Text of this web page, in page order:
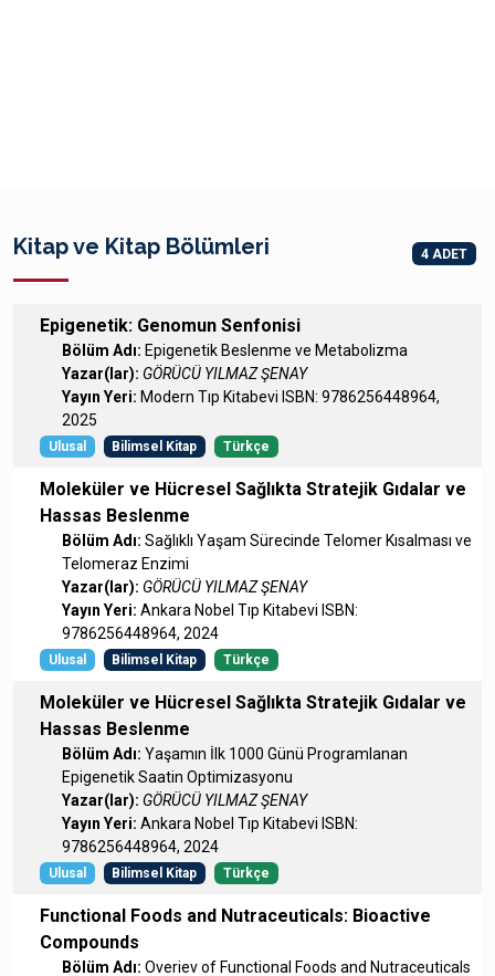
Kitap ve Kitap Bölümleri 4 ADET
Epigenetik: Genomun Senfonisi
Bölüm Adı: Epigenetik Beslenme ve Metabolizma
Yazar(lar): GÖRÜCÜ YILMAZ ŞENAY
Yayın Yeri: Modern Tıp Kitabevi ISBN: 9786256448964,
2025
Ulusal Bilimsel Kitap Türkçe
Moleküler ve Hücresel Sağlıkta Stratejik Gıdalar ve
Hassas Beslenme
Bölüm Adı: Sağlıklı Yaşam Sürecinde Telomer Kısalması ve
Telomeraz Enzimi
Yazar(lar): GÖRÜCÜ YILMAZ ŞENAY
Yayın Yeri: Ankara Nobel Tıp Kitabevi ISBN:
9786256448964, 2024
Ulusal Bilimsel Kitap Türkçe
Moleküler ve Hücresel Sağlıkta Stratejik Gıdalar ve
Hassas Beslenme
Bölüm Adı: Yaşamın İlk 1000 Günü Programlanan
Epigenetik Saatin Optimizasyonu
Yazar(lar): GÖRÜCÜ YILMAZ ŞENAY
Yayın Yeri: Ankara Nobel Tıp Kitabevi ISBN:
9786256448964, 2024
Ulusal Bilimsel Kitap Türkçe
Functional Foods and Nutraceuticals: Bioactive
Compounds
Bölüm Adı: Overiev of Functional Foods and Nutraceuticals